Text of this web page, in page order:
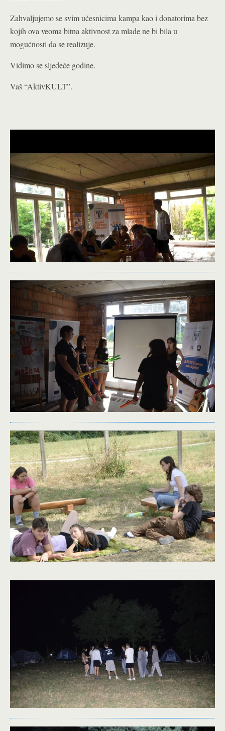
Zahvaljujemo se svim učesnicima kampa kao i donatorima bez
kojih ova veoma bitna aktivnost za mlade ne bi bila u
mogućnosti da se realizuje.
Vidimo se sljedeće godine.
Vaš “AktivKULT”.